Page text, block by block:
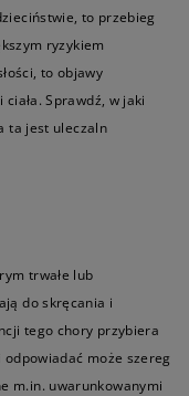
to przebieg
ryzykiem
to objawy
Sprawdź, w jaki
ta jest uleczaln
trwałe lub
do skręcania i
tego chory przybiera
może szereg
m.in. uwarunkowanymi